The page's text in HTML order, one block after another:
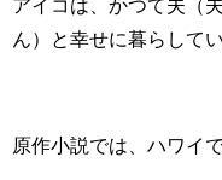
アイコは、かつて夫（
ん）と幸せに暮らして
原作小説では、ハワイ